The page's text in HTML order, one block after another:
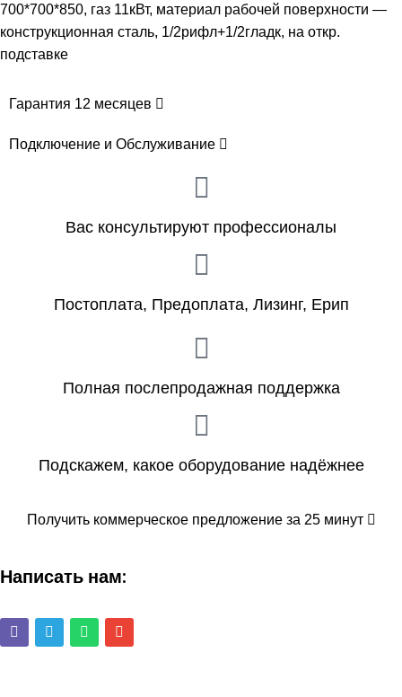
700*700*850, газ 11кВт, материал рабочей поверхности —
конструкционная сталь, 1/2рифл+1/2гладк, на откр.
подставке
Гарантия 12 месяцев
Подключение и Обслуживание
Вас консультируют профессионалы
Постоплата, Предоплата, Лизинг, Ерип
Полная послепродажная поддержка
Подскажем, какое оборудование надёжнее
Получить коммерческое предложение за 25 минут
Написать нам: